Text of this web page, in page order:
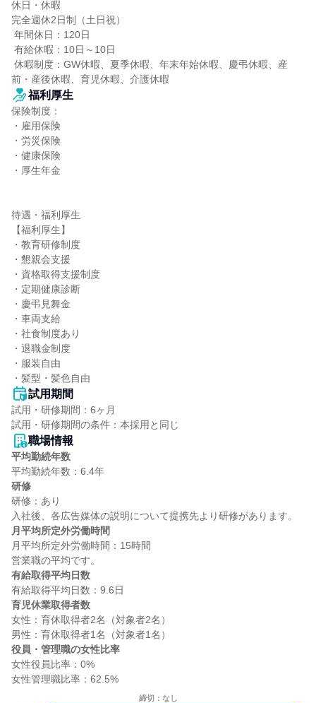
休日・休暇
完全週休2日制（土日祝）
前・産後休暇、育児休暇、介護休暇
福利厚生
保険制度：
・雇用保険
・労災保険
・健康保険
・厚生年金
待遇・福利厚生
【福利厚生】
・教育研修制度
・懇親会支援
・資格取得支援制度
・定期健康診断
・慶弔見舞金
・車両支給
・社食制度あり
・退職金制度
・服装自由
・髪型・髪色自由
試用期間
試用・研修期間：6ヶ月
職場情報
平均勤続年数
研修
研修：あり
月平均所定外労働時間
月平均所定外労働時間：15時間
有給取得平均日数
育児休業取得者数
女性：育休取得者2名（対象者2名）
役員・管理職の女性比率
女性役員比率：0%
締切：なし